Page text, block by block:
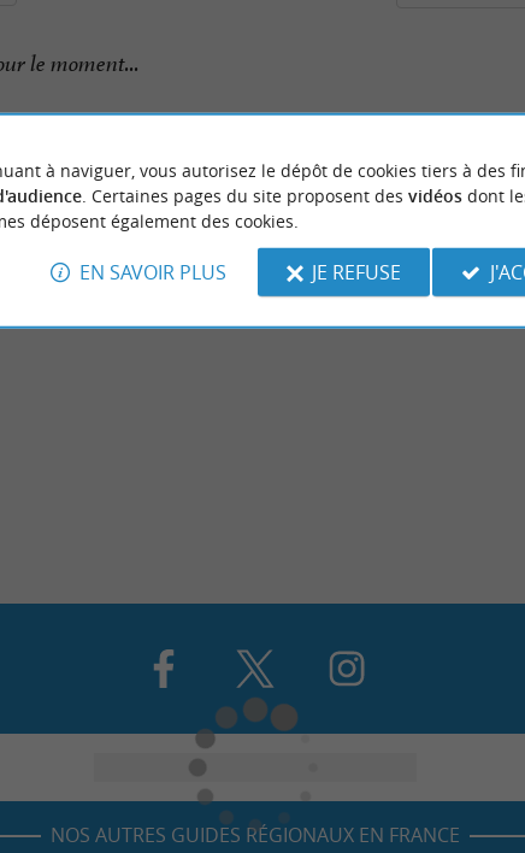
le moment...
NOS AUTRES GUIDES RÉGIONAUX EN FRANCE
à naviguer, vous autorisez le dépôt de cookies tiers à des
. Certaines pages du site proposent des vidéosdont
déposent également des cookies.
EN SAVOIR PLUS JE REFUSE